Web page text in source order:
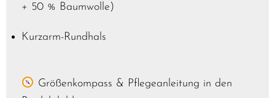
+ 50 % Baumwolle)
Kurzarm-Rundhals
Größenkompass & Pflegeanleitung in den